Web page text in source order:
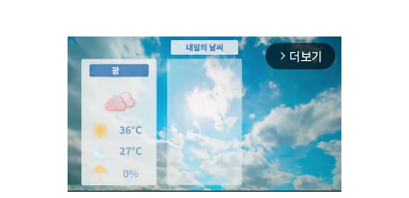
arrow_forward_ios 더보기